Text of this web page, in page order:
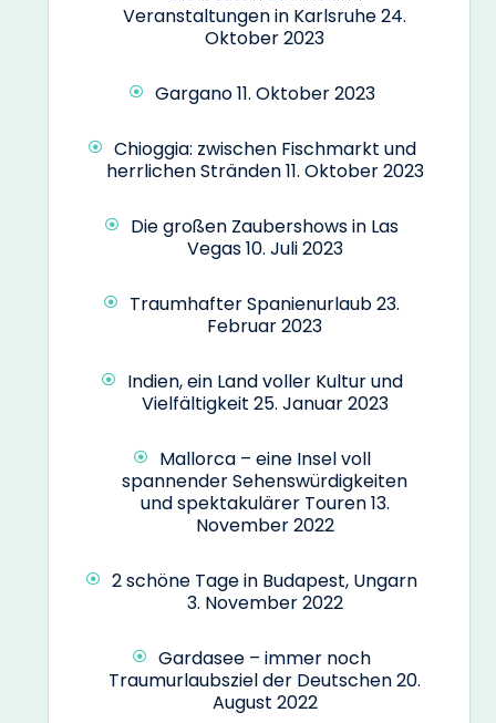
Veranstaltungen in Karlsruhe24.
Oktober 2023
Gargano11. Oktober 2023
Chioggia: zwischen Fischmarkt und
herrlichen Stränden11. Oktober 2023
Die großen Zaubershows in Las
Vegas10. Juli 2023
Traumhafter Spanienurlaub23.
Februar 2023
Indien, ein Land voller Kultur und
Vielfältigkeit 25. Januar 2023
Mallorca – eine Insel voll
spannender Sehenswürdigkeiten
und spektakulärer Touren13.
November 2022
2 schöne Tage in Budapest, Ungarn
3. November 2022
Gardasee – immer noch
Traumurlaubsziel der Deutschen20.
August 2022